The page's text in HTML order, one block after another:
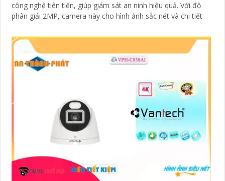
công nghệ tiên tiến, giúp giám sát an ninh hiệu quả. Với độ
phân giải 2MP, camera này cho hình ảnh sắc nét và chi tiết